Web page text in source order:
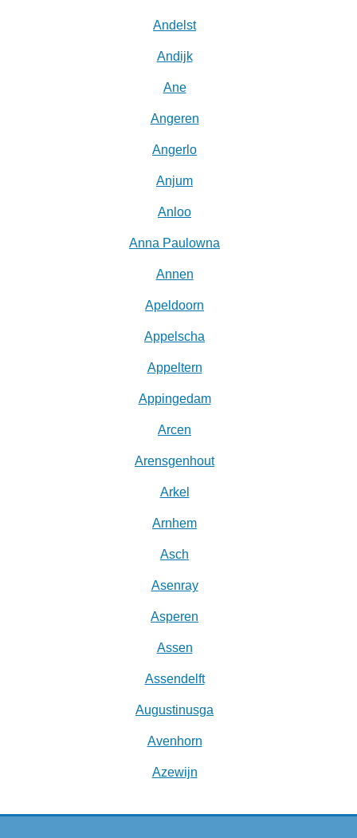
Andelst
Andijk
Ane
Angeren
Angerlo
Anjum
Anloo
Anna Paulowna
Annen
Apeldoorn
Appelscha
Appeltern
Appingedam
Arcen
Arensgenhout
Arkel
Arnhem
Asch
Asenray
Asperen
Assen
Assendelft
Augustinusga
Avenhorn
Azewijn